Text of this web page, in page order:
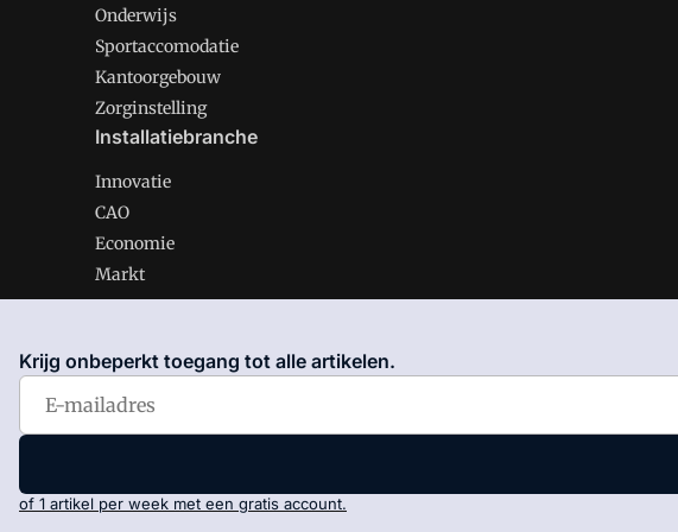
Onderwijs
Sportaccomodatie
Kantoorgebouw
Zorginstelling
Installatiebranche
Innovatie
CAO
Economie
Markt
Gawalo is onderdeel van VMN media. Lees inons manifestwaar VMN
Voorwaarden
Krijg onbeperkt toegang tot alle artikelen.
of 1 artikel per week met een gratis account.